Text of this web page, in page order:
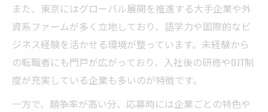
策
コンサルタントとして評価される経験や強
みを解説
学歴以外の魅力で内定を勝ち取るコンサル
面接術
コンサル転職の後悔を防ぐための戦略
また、東京にはグローバル展開を推進する大手企業や外
資系ファームが多く立地しており、語学力や国際的なビ
ジネス経験を活かせる環境が整っています。未経験から
の転職者にも門戸が広がっており、入社後の研修やOJT制
度が充実している企業も多いのが特徴です。
一方で、競争率が高い分、応募時には企業ごとの特色や